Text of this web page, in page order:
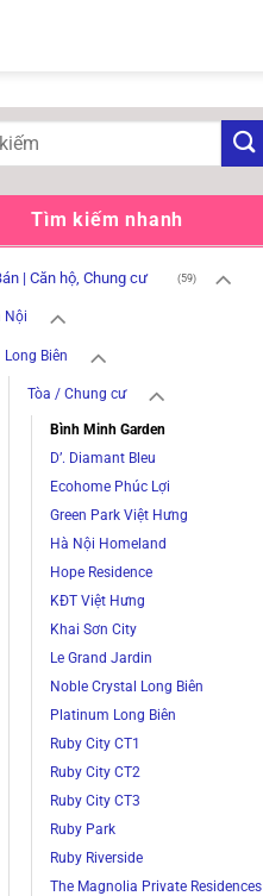
Tìm kiếm nhanh
| Căn hộ, Chung cư (59)
Nội
Long Biên
Tòa / Chung cư
Bình Minh Garden
D’. Diamant Bleu
Ecohome Phúc Lợi
Green Park Việt Hưng
Hà Nội Homeland
Hope Residence
KĐT Việt Hưng
Khai Sơn City
Le Grand Jardin
Noble Crystal Long Biên
Platinum Long Biên
Ruby City CT1
Ruby City CT2
Ruby City CT3
Ruby Park
Ruby Riverside
The Magnolia Private Residences